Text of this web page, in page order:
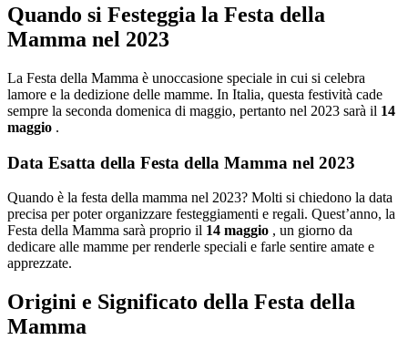
Quando si Festeggia la Festa della
Mamma nel 2023
La Festa della Mamma è unoccasione speciale in cui si celebra
lamore e la dedizione delle mamme. In Italia, questa festività cade
sempre la seconda domenica di maggio, pertanto nel 2023 sarà il 14
maggio .
Data Esatta della Festa della Mamma nel 2023
Quando è la festa della mamma nel 2023? Molti si chiedono la data
precisa per poter organizzare festeggiamenti e regali. Quest’anno, la
Festa della Mamma sarà proprio il 14 maggio , un giorno da
dedicare alle mamme per renderle speciali e farle sentire amate e
apprezzate.
Origini e Significato della Festa della
Mamma